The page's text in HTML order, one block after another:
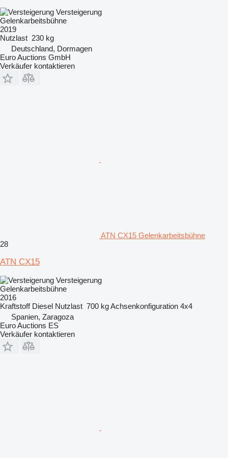
Versteigerung
Gelenkarbeitsbühne
2019
Nutzlast 230 kg
Deutschland, Dormagen
Euro Auctions GmbH
Verkäufer kontaktieren
ATN CX15 Gelenkarbeitsbühne
28
ATN CX15
Versteigerung
Gelenkarbeitsbühne
2016
Kraftstoff Diesel Nutzlast 700 kgAchsenkonfiguration 4x4
Spanien, Zaragoza
Euro Auctions ES
Verkäufer kontaktieren